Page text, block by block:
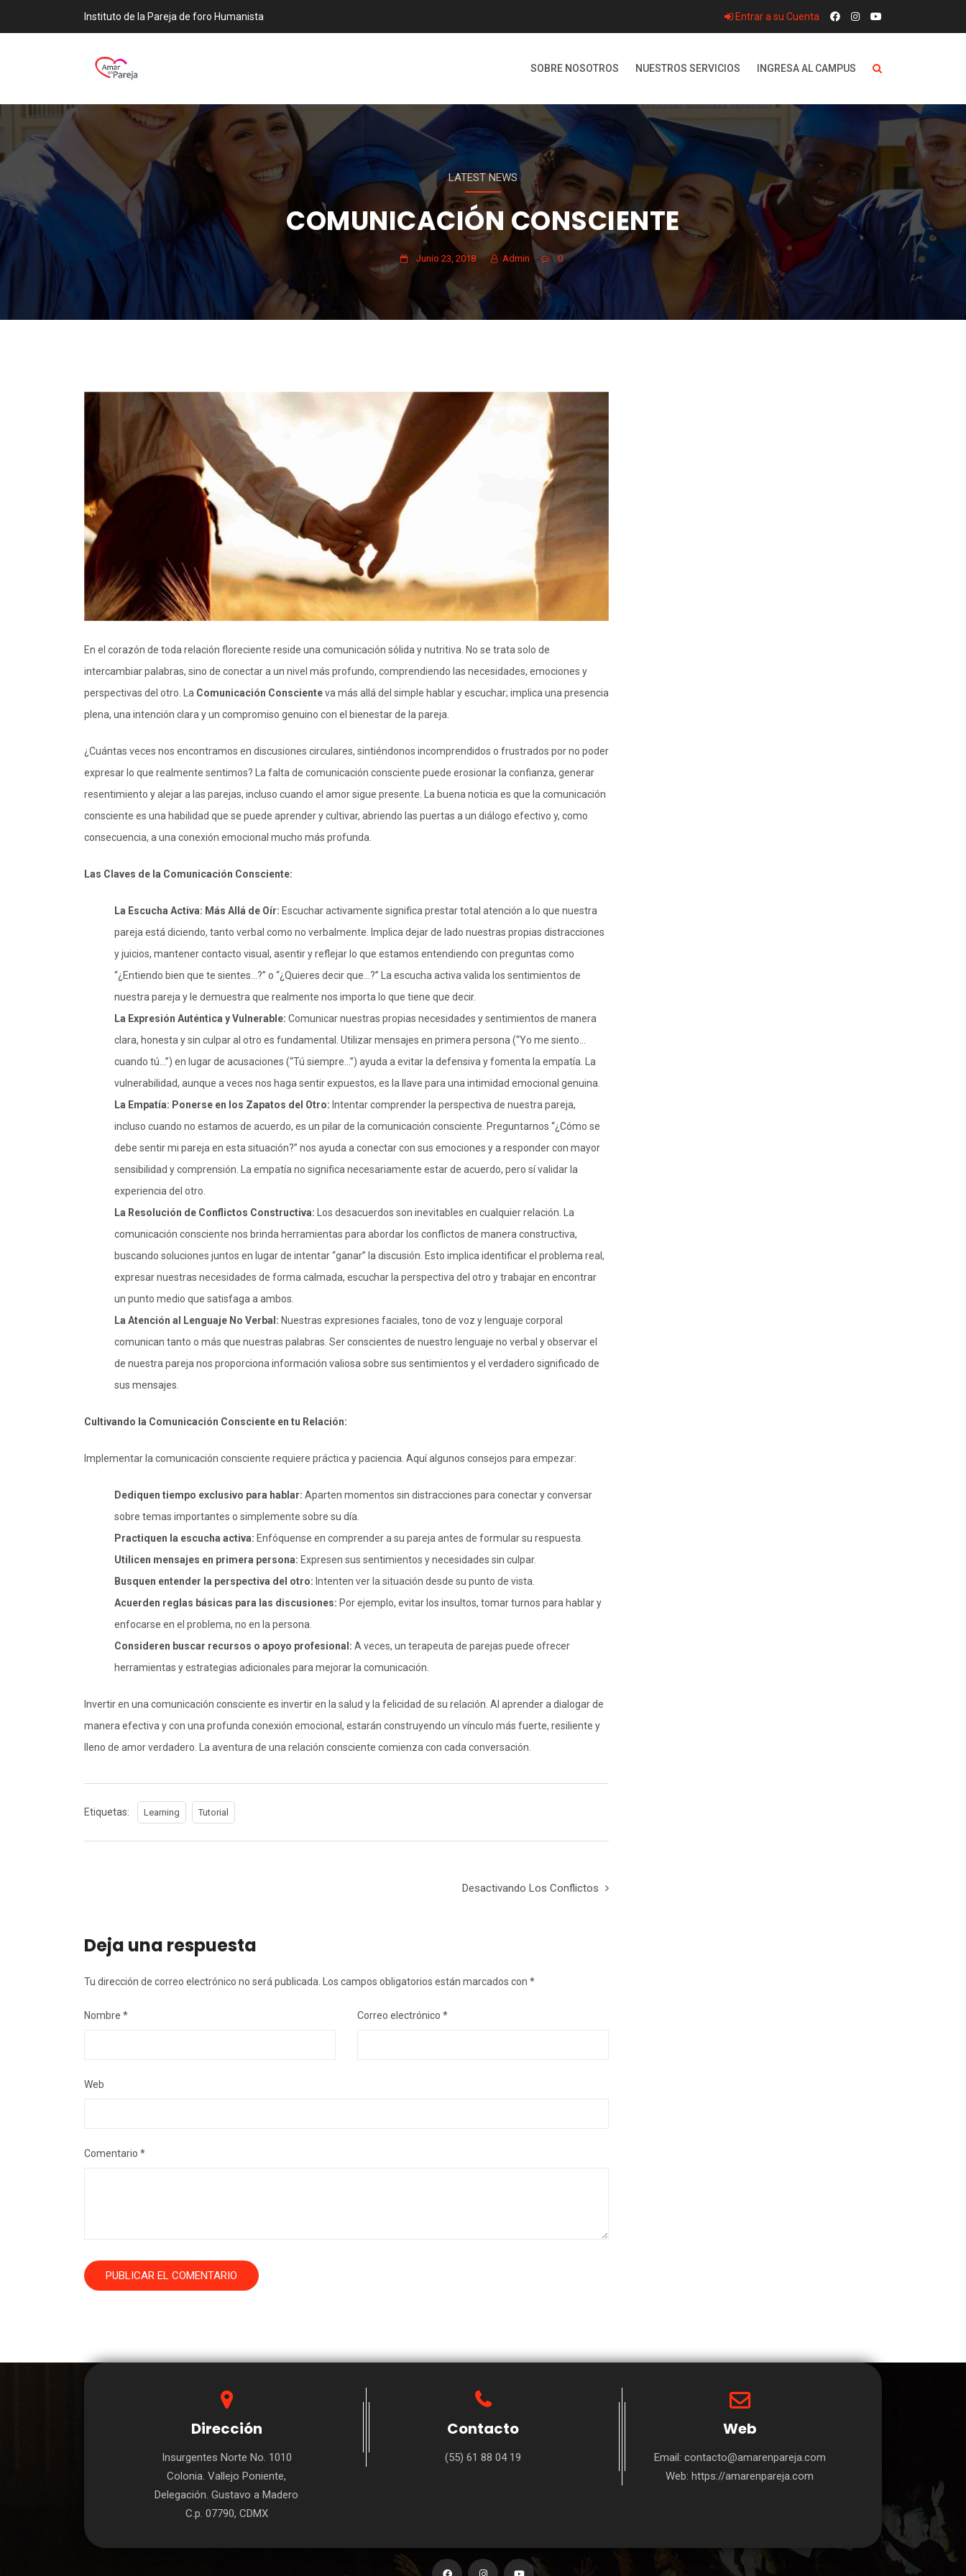
Instituto de la Pareja de foro Humanista Entrar a su Cuenta
SOBRE NOSOTROS NUESTROS SERVICIOS INGRESA AL CAMPUS
LATEST NEWS
COMUNICACIÓN CONSCIENTE
Junio 23, 2018 Admin 0
En el corazón de toda relación floreciente reside una comunicación sólida y nutritiva. No se trata solo de
intercambiar palabras, sino de conectar a un nivel más profundo, comprendiendo las necesidades, emociones y
perspectivas del otro. La Comunicación Conscienteva más allá del simple hablar y escuchar; implica una presencia
plena, una intención clara y un compromiso genuino con el bienestar de la pareja.
¿Cuántas veces nos encontramos en discusiones circulares, sintiéndonos incomprendidos o frustrados por no poder
expresar lo que realmente sentimos? La falta de comunicación consciente puede erosionar la confianza, generar
resentimiento y alejar a las parejas, incluso cuando el amor sigue presente. La buena noticia es que la comunicación
consciente es una habilidad que se puede aprender y cultivar, abriendo las puertas a un diálogo efectivo y, como
consecuencia, a una conexión emocional mucho más profunda.
Las Claves de la Comunicación Consciente:
La Escucha Activa: Más Allá de Oír: Escuchar activamente significa prestar total atención a lo que nuestra
pareja está diciendo, tanto verbal como no verbalmente. Implica dejar de lado nuestras propias distracciones
y juicios, mantener contacto visual, asentir y reflejar lo que estamos entendiendo con preguntas como
“¿Entiendo bien que te sientes…?” o “¿Quieres decir que…?” La escucha activa valida los sentimientos de
nuestra pareja y le demuestra que realmente nos importa lo que tiene que decir.
La Expresión Auténtica y Vulnerable: Comunicar nuestras propias necesidades y sentimientos de manera
clara, honesta y sin culpar al otro es fundamental. Utilizar mensajes en primera persona (“Yo me siento…
cuando tú…”) en lugar de acusaciones (“Tú siempre…”) ayuda a evitar la defensiva y fomenta la empatía. La
vulnerabilidad, aunque a veces nos haga sentir expuestos, es la llave para una intimidad emocional genuina.
La Empatía: Ponerse en los Zapatos del Otro: Intentar comprender la perspectiva de nuestra pareja,
incluso cuando no estamos de acuerdo, es un pilar de la comunicación consciente. Preguntarnos “¿Cómo se
debe sentir mi pareja en esta situación?” nos ayuda a conectar con sus emociones y a responder con mayor
sensibilidad y comprensión. La empatía no significa necesariamente estar de acuerdo, pero sí validar la
experiencia del otro.
La Resolución de Conflictos Constructiva: Los desacuerdos son inevitables en cualquier relación. La
comunicación consciente nos brinda herramientas para abordar los conflictos de manera constructiva,
buscando soluciones juntos en lugar de intentar “ganar” la discusión. Esto implica identificar el problema real,
expresar nuestras necesidades de forma calmada, escuchar la perspectiva del otro y trabajar en encontrar
un punto medio que satisfaga a ambos.
La Atención al Lenguaje No Verbal: Nuestras expresiones faciales, tono de voz y lenguaje corporal
comunican tanto o más que nuestras palabras. Ser conscientes de nuestro lenguaje no verbal y observar el
de nuestra pareja nos proporciona información valiosa sobre sus sentimientos y el verdadero significado de
sus mensajes.
Cultivando la Comunicación Consciente en tu Relación:
Implementar la comunicación consciente requiere práctica y paciencia. Aquí algunos consejos para empezar:
Dediquen tiempo exclusivo para hablar: Aparten momentos sin distracciones para conectar y conversar
sobre temas importantes o simplemente sobre su día.
Practiquen la escucha activa: Enfóquense en comprender a su pareja antes de formular su respuesta.
Utilicen mensajes en primera persona: Expresen sus sentimientos y necesidades sin culpar.
Busquen entender la perspectiva del otro: Intenten ver la situación desde su punto de vista.
Acuerden reglas básicas para las discusiones: Por ejemplo, evitar los insultos, tomar turnos para hablar y
enfocarse en el problema, no en la persona.
Consideren buscar recursos o apoyo profesional: A veces, un terapeuta de parejas puede ofrecer
herramientas y estrategias adicionales para mejorar la comunicación.
Invertir en una comunicación consciente es invertir en la salud y la felicidad de su relación. Al aprender a dialogar de
manera efectiva y con una profunda conexión emocional, estarán construyendo un vínculo más fuerte, resiliente y
lleno de amor verdadero. La aventura de una relación consciente comienza con cada conversación.
Etiquetas: Learning Tutorial
Desactivando Los Conflictos
Deja una respuesta
Tu dirección de correo electrónico no será publicada. Los campos obligatorios están marcados con *
Nombre * Correo electrónico *
Web
Comentario *
Dirección
Insurgentes Norte No. 1010
Colonia. Vallejo Poniente,
Delegación. Gustavo a Madero
C.p. 07790, CDMX
Contacto
(55) 61 88 04 19
Web
Email: contacto@amarenpareja.com
Web: https://amarenpareja.com